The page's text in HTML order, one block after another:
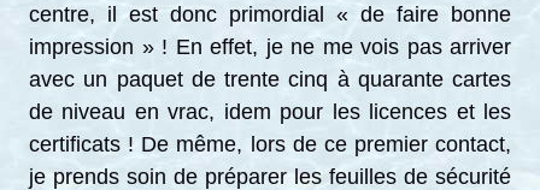
centre, il est donc primordial « de faire bonne
impression » ! En effet, je ne me vois pas arriver
avec un paquet de trente cinq à quarante cartes
de niveau en vrac, idem pour les licences et les
certificats ! De même, lors de ce premier contact,
je prends soin de préparer les feuilles de sécurité